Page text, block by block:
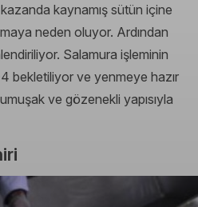
kaynamış sütün içine
neden oluyor. Ardından
Salamura işleminin
4 bekletiliyor ve yenmeye hazır
ve gözenekli yapısıyla